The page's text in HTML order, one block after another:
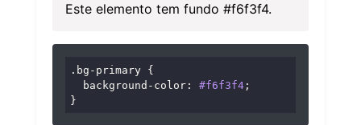
Este elemento tem fundo #f6f3f4.
.bg-primary {
background-color : #f6f3f4 ;
}